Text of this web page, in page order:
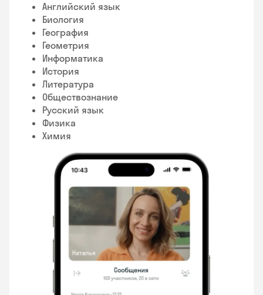
Английский язык
Биология
География
Геометрия
Информатика
История
Литература
Обществознание
Русский язык
Физика
Химия